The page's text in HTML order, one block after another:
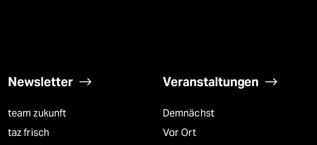
Newsletter
team zukunft
taz frisch
Veranstaltungen
Demnächst
Vor Ort